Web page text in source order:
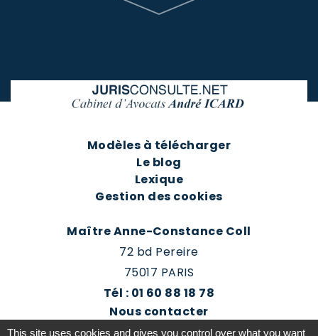
Modèles à télécharger
Le blog
Lexique
Gestion des cookies
Maître Anne-Constance Coll
72 bd Pereire
75017 PARIS
Tél : 01 60 88 18 78
Nous contacter
Prendre rendez-vous
This site uses cookies and gives you control over what you want